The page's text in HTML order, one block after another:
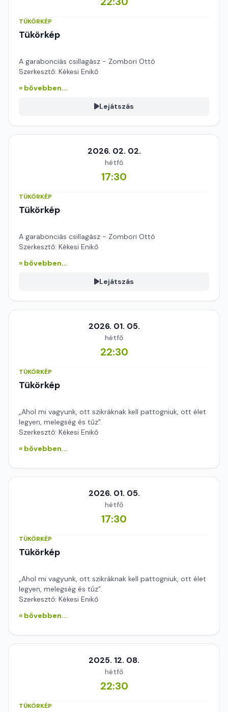
TÜKÖRKÉP
Tükörkép
A garabonciás csillagász - Zombori Ottó
Szerkesztő: Kékesi Enikő
» bővebben...
Lejátszás
2026. 02. 02.
hétfő
17:30
TÜKÖRKÉP
Tükörkép
A garabonciás csillagász - Zombori Ottó
Szerkesztő: Kékesi Enikő
» bővebben...
Lejátszás
2026. 01. 05.
hétfő
22:30
TÜKÖRKÉP
Tükörkép
„Ahol mi vagyunk, ott szikráknak kell pattogniuk, ott élet
legyen, melegség és tűz”.
Szerkesztő: Kékesi Enikő
» bővebben...
2026. 01. 05.
hétfő
17:30
TÜKÖRKÉP
Tükörkép
„Ahol mi vagyunk, ott szikráknak kell pattogniuk, ott élet
legyen, melegség és tűz”.
Szerkesztő: Kékesi Enikő
» bővebben...
2025. 12. 08.
hétfő
22:30
TÜKÖRKÉP